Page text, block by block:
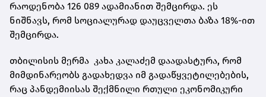
რაოდენობა 126 089 ადამიანით შემცირდა. ეს
ნიშნავს, რომ სოციალურად დაუცველთა ბაზა 18%-ით
შემცირდა.
თბილისის მერმა კახა კალაძემ დაადასტურა, რომ
მიმდინარეობს გადახედვა იმ გადაწყვეტილებების,
რაც პანდემიისას შექმნილი რთული ეკონომიკური